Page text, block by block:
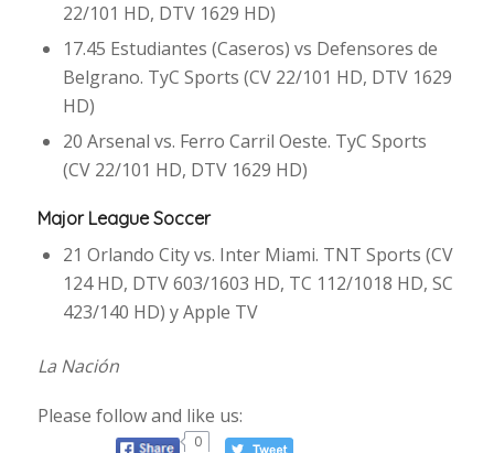
22/101 HD, DTV 1629 HD)
17.45 Estudiantes (Caseros) vs Defensores de
Belgrano. TyC Sports (CV 22/101 HD, DTV 1629
HD)
20 Arsenal vs. Ferro Carril Oeste. TyC Sports
(CV 22/101 HD, DTV 1629 HD)
Major League Soccer
21 Orlando City vs. Inter Miami. TNT Sports (CV
124 HD, DTV 603/1603 HD, TC 112/1018 HD, SC
423/140 HD) y Apple TV
La Nación
Please follow and like us:
0